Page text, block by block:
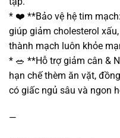
* ❤️ **Bảo vệ hệ tim
giúp giảm cholesterol
thành mạch luôn khỏe
* 🥗 **Hỗ trợ giảm cân &
hạn chế thèm ăn vặt,
có giấc ngủ sâu và ngon
—